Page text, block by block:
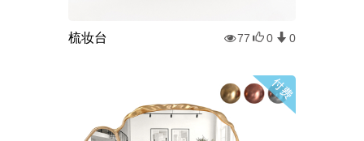
梳妆台 77 0 0